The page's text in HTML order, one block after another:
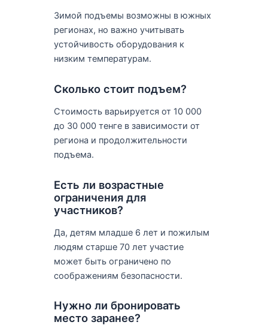
Зимой подъемы возможны в южных
регионах, но важно учитывать
устойчивость оборудования к
низким температурам.
Сколько стоит подъем?
Стоимость варьируется от 10 000
до 30 000 тенге в зависимости от
региона и продолжительности
подъема.
Есть ли возрастные
ограничения для
участников?
Да, детям младше 6 лет и пожилым
людям старше 70 лет участие
может быть ограничено по
соображениям безопасности.
Нужно ли бронировать
место заранее?